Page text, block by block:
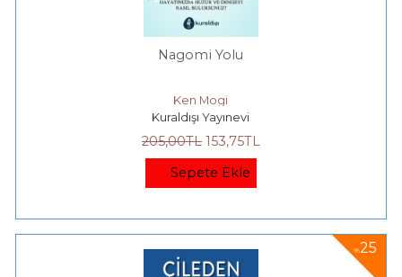
Nagomi Yolu
Ken Mogi
Kuraldışı Yayınevi
205,00TL 153,75TL
Sepete Ekle
%25